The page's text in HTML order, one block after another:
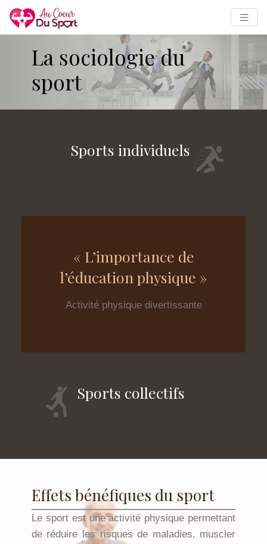
La sociologie du
sport
Sports individuels
« L’importance de
l’éducation physique »
Activité physique divertissante
Sports collectifs
Effets bénéfiques du sport
Le sport est une activité physique permettant
de réduire les risques de maladies, muscler